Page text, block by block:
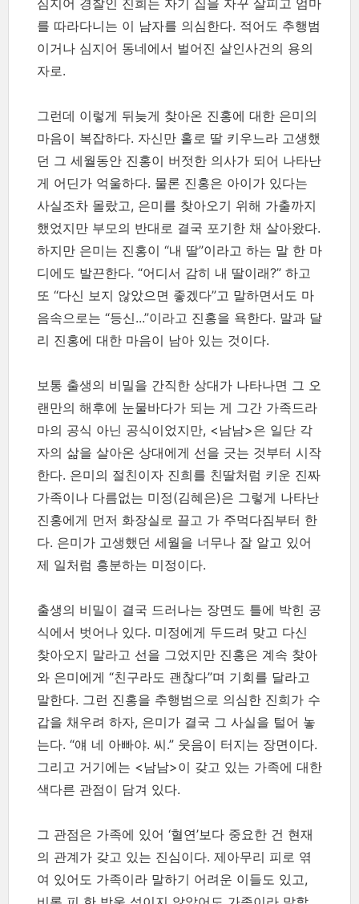
심지어 경찰인 진희는 자기 집을 자꾸 살피고 엄마
를 따라다니는 이 남자를 의심한다. 적어도 추행범
이거나 심지어 동네에서 벌어진 살인사건의 용의
자로.
그런데 이렇게 뒤늦게 찾아온 진홍에 대한 은미의
마음이 복잡하다. 자신만 홀로 딸 키우느라 고생했
던 그 세월동안 진홍이 버젓한 의사가 되어 나타난
게 어딘가 억울하다. 물론 진홍은 아이가 있다는
사실조차 몰랐고, 은미를 찾아오기 위해 가출까지
했었지만 부모의 반대로 결국 포기한 채 살아왔다.
하지만 은미는 진홍이 “내 딸”이라고 하는 말 한 마
디에도 발끈한다. “어디서 감히 내 딸이래?” 하고
또 “다신 보지 않았으면 좋겠다”고 말하면서도 마
음속으로는 “등신...”이라고 진홍을 욕한다. 말과 달
리 진홍에 대한 마음이 남아 있는 것이다.
보통 출생의 비밀을 간직한 상대가 나타나면 그 오
랜만의 해후에 눈물바다가 되는 게 그간 가족드라
마의 공식 아닌 공식이었지만, <남남>은 일단 각
자의 삶을 살아온 상대에게 선을 긋는 것부터 시작
한다. 은미의 절친이자 진희를 친딸처럼 키운 진짜
가족이나 다름없는 미정(김혜은)은 그렇게 나타난
진홍에게 먼저 화장실로 끌고 가 주먹다짐부터 한
다. 은미가 고생했던 세월을 너무나 잘 알고 있어
제 일처럼 흥분하는 미정이다.
출생의 비밀이 결국 드러나는 장면도 틀에 박힌 공
식에서 벗어나 있다. 미정에게 두드려 맞고 다신
찾아오지 말라고 선을 그었지만 진홍은 계속 찾아
와 은미에게 “친구라도 괜찮다”며 기회를 달라고
말한다. 그런 진홍을 추행범으로 의심한 진희가 수
갑을 채우려 하자, 은미가 결국 그 사실을 털어 놓
는다. “얘 네 아빠야. 씨.” 웃음이 터지는 장면이다.
그리고 거기에는 <남남>이 갖고 있는 가족에 대한
색다른 관점이 담겨 있다.
그 관점은 가족에 있어 ‘혈연’보다 중요한 건 현재
의 관계가 갖고 있는 진심이다. 제아무리 피로 엮
여 있어도 가족이라 말하기 어려운 이들도 있고,